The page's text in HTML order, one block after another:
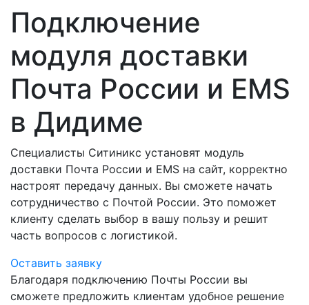
Подключение
модуля доставки
Почта России и EMS
в Дидиме
Специалисты Ситиникс установят модуль
доставки Почта России и EMS на сайт, корректно
настроят передачу данных. Вы сможете начать
сотрудничество с Почтой России. Это поможет
клиенту сделать выбор в вашу пользу и решит
часть вопросов с логистикой.
Оставить заявку
Благодаря подключению Почты России вы
сможете предложить клиентам удобное решение